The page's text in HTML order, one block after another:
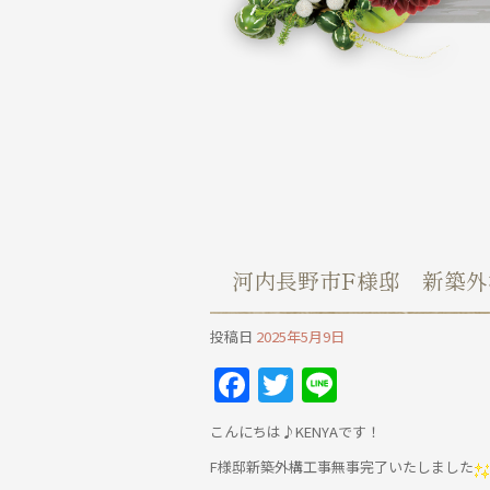
河内長野市F様邸 新築
投稿日 2025年5月9日
Facebook
Twitter
こんにちは♪KENYAです！
F様邸新築外構工事無事完了いたしました